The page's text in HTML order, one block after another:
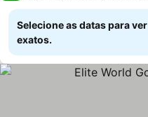
Selecione as datas para
exatos.